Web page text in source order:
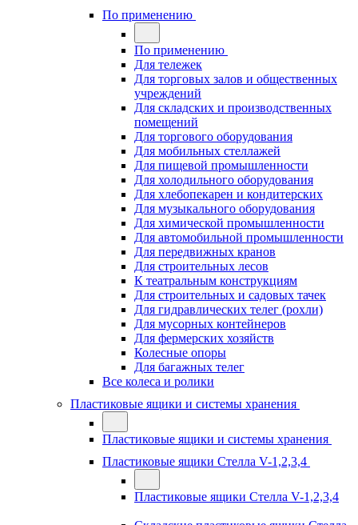
По применению
По применению
Для тележек
Для торговых залов и общественных
учреждений
Для складских и производственных
помещений
Для торгового оборудования
Для мобильных стеллажей
Для пищевой промышленности
Для холодильного оборудования
Для хлебопекарен и кондитерских
Для музыкального оборудования
Для химической промышленности
Для автомобильной промышленности
Для передвижных кранов
Для строительных лесов
К театральным конструкциям
Для строительных и садовых тачек
Для гидравлических телег (рохли)
Для мусорных контейнеров
Для фермерских хозяйств
Колесные опоры
Для багажных телег
Все колеса и ролики
Пластиковые ящики и системы хранения
Пластиковые ящики и системы хранения
Пластиковые ящики Стелла V-1,2,3,4
Пластиковые ящики Стелла V-1,2,3,4